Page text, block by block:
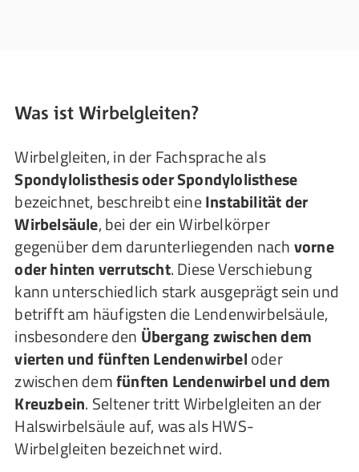
Was ist Wirbelgleiten?
Wirbelgleiten, in der Fachsprache als
Spondylolisthesis oder Spondylolisthese
bezeichnet, beschreibt eineInstabilität der
Wirbelsäule, bei der ein Wirbelkörper
gegenüber dem darunterliegenden nachvorne
oder hinten verrutscht. Diese Verschiebung
kann unterschiedlich stark ausgeprägt sein und
betrifft am häufigsten die Lendenwirbelsäule,
insbesondere den Übergang zwischen dem
vierten und fünften Lendenwirbeloder
zwischen demfünften Lendenwirbel und dem
Kreuzbein. Seltener tritt Wirbelgleiten an der
Halswirbelsäule auf, was als HWS-
Wirbelgleiten bezeichnet wird.